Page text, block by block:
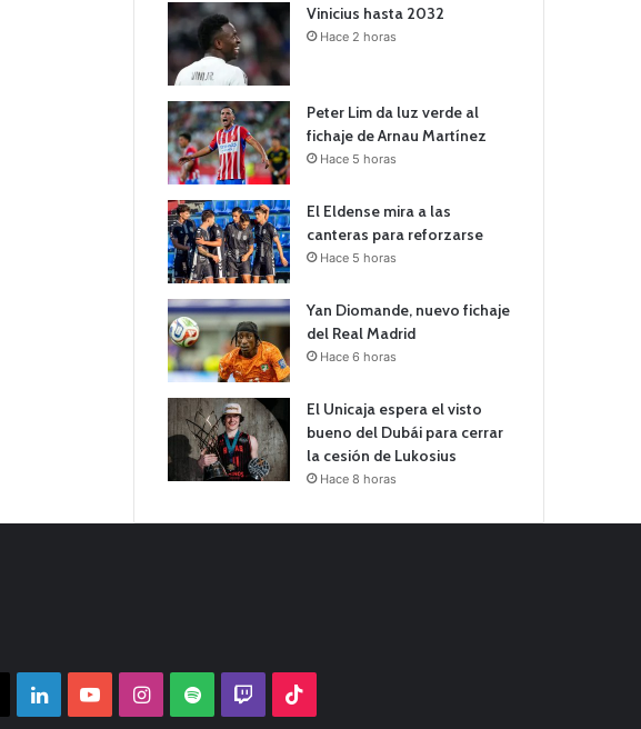
Vinicius hasta 2032
Hace 2 horas
Peter Lim da luz verde al
fichaje de Arnau Martínez
Hace 5 horas
El Eldense mira a las
canteras para reforzarse
Hace 5 horas
Yan Diomande, nuevo fichaje
del Real Madrid
Hace 6 horas
El Unicaja espera el visto
bueno del Dubái para cerrar
la cesión de Lukosius
Hace 8 horas
LinkedInYouTubeInstagram
Spotify Twitch